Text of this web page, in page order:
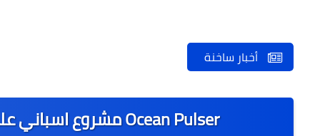
أخبار ساخنة
Ocean Pulser مشروع اسباني على الأراضي المصري لاكتشاف المواهب